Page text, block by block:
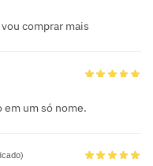
comprar mais
em um só nome.